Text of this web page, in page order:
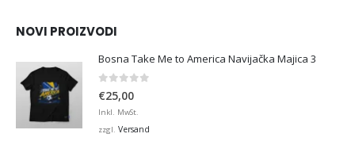
NOVI PROIZVODI
Bosna Take Me to America Navijačka Majica 3
€25,00
Inkl. MwSt.
zzgl. Versand